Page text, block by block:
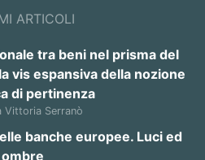
ARTICOLI
tra beni nel prisma del
vis espansiva della nozione
di pertinenza
Vittoria Serranò
banche europee. Luci ed
ombre